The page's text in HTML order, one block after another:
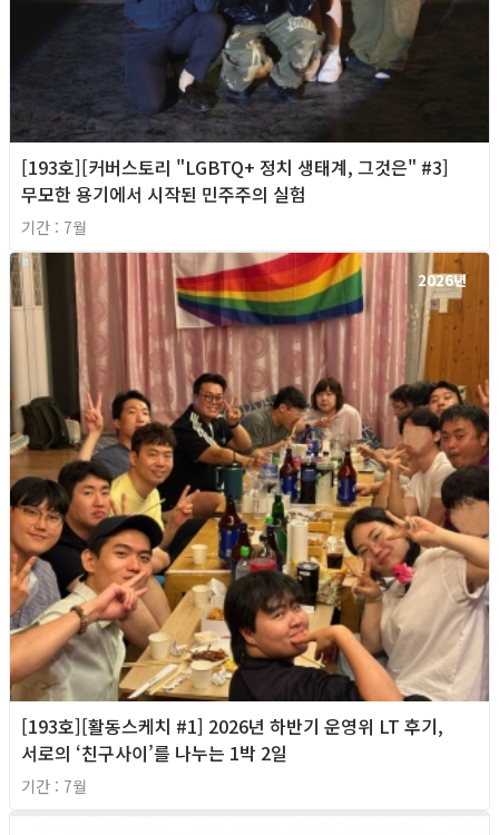
[193호][커버스토리 "LGBTQ+ 정치 생태계, 그것은" #3]
무모한 용기에서 시작된 민주주의 실험
기간 : 7월
2026년
[193호][활동스케치 #1] 2026년 하반기 운영위 LT 후기,
서로의 ‘친구사이’를 나누는 1박 2일
기간 : 7월